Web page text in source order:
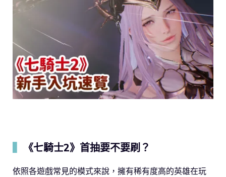
《七騎士2》首抽要不要刷？
依照各遊戲常見的模式來說，擁有稀有度高的英雄在玩